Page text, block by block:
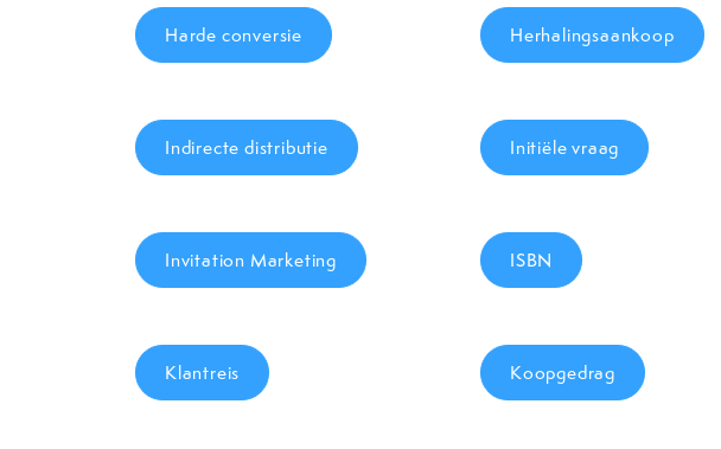
Harde conversie Herhalingsaankoop
Indirecte distributie Initiële vraag
Invitation Marketing ISBN
Klantreis Koopgedrag